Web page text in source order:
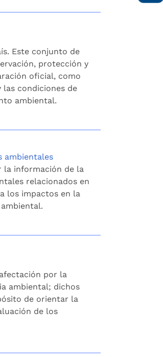
Este conjunto de
protección y
oficial, como
las condiciones de
ambiental.
ambientales
la información de la
relacionados en
los impactos en la
por la
ambiental; dichos
de orientar la
de los